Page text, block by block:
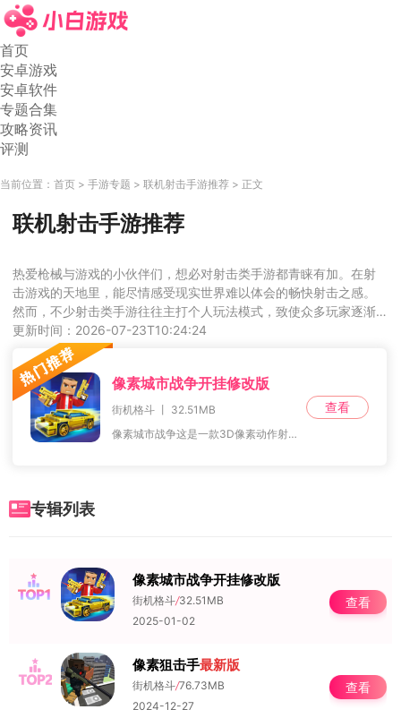
首页
安卓游戏
安卓软件
专题合集
攻略资讯
评测
当前位置： 首页 手游专题 联机射击手游推荐 正文
联机射击手游推荐
热爱枪械与游戏的小伙伴们，想必对射击类手游都青睐有加。在射
击游戏的天地里，能尽情感受现实世界难以体会的畅快射击之感。
然而，不少射击类手游往往主打个人玩法模式，致使众多玩家逐渐
离去，游戏玩法也变得单调无趣。今天，小编特意为大家整理了一
些好玩的联机射击手游并推荐给大家，感兴趣的玩家们赶紧来瞧瞧
吧。
更新时间：2026-07-23T10:24:24
像素城市战争开挂修改版
街机格斗 丨 32.51MB
像素城市战争这是一款3D像素动作射击手游，游戏拥有丰富的沙盒像素和精美的MC像素画风，以及风格独特的30张地图，让你的感官得到全新的体验。在游戏中，玩家
查看
专辑列表
NO.1 像素城市战争开挂修改版
街机格斗/32.51MB
2025-01-02
查看
NO.2 像素狙击手最新版
街机格斗/76.73MB
2024-12-27
查看